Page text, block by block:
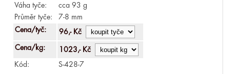
Váha tyče:
cca 93 g
Průměr tyče:
7-8 mm
Cena/tyč:
96,- Kč
Cena/kg: 1023,- Kč
Kód: S-428-7